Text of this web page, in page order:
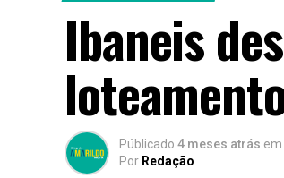
Ibaneis
Públicado 4 meses atrás em
Por Redação